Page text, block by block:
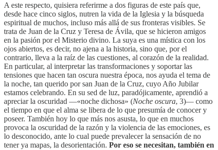
A este respecto, quisiera referirme a dos figuras de este país que,
desde hace cinco siglos, nutren la vida de la Iglesia y la búsqueda
espiritual de muchos, incluso más allá de sus fronteras visibles. Se
trata de Juan de la Cruz y Teresa de Ávila, que se hicieron amigos
en la pasión por el Misterio divino. La suya es una mística con los
ojos abiertos, es decir, no ajena a la historia, sino que, por el
contrario, lleva a la raíz de las cuestiones, al corazón de la realidad.
En particular, al interpretar las transformaciones y soportar las
tensiones que hacen tan oscura nuestra época, nos ayuda el tema de
la noche, tan querido por san Juan de la Cruz, cuyo Año Jubilar
estamos celebrando. En su sed de luz, paradójicamente, aprendió a
apreciar la oscuridad —«noche dichosa» (Noche oscura, 3)— como
el tiempo en que el alma se libera de lo que presumía de conocer y
poseer. También hoy lo que más nos asusta, lo que en muchos
provoca la oscuridad de la razón y la violencia de las emociones, es
lo desconocido, ante lo cual puede prevalecer la sensación de no
tener ya mapas, la desorientación. Por eso se necesitan, también en